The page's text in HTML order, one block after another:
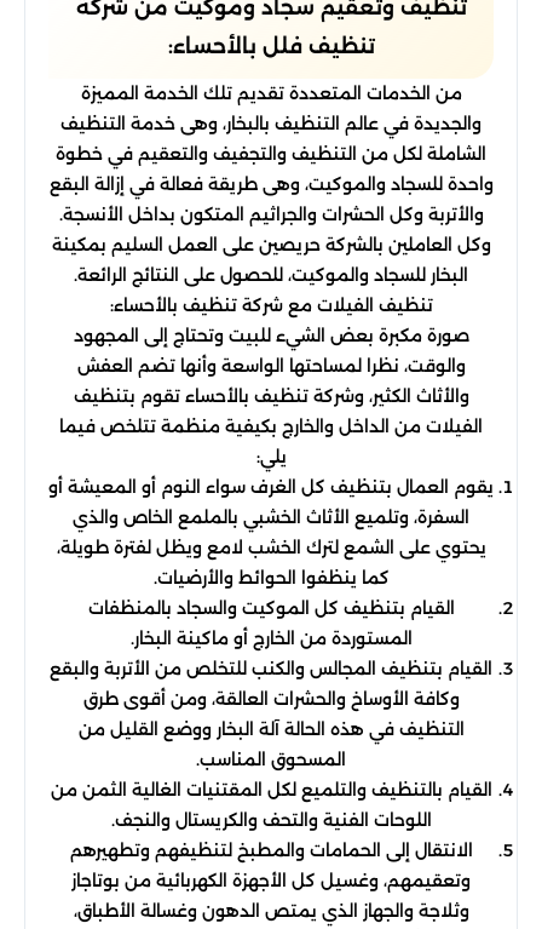
تنظيف وتعقيم سجاد وموكيت من شركة
تنظيف فلل بالأحساء:
من الخدمات المتعددة تقديم تلك الخدمة المميزة
والجديدة في عالم التنظيف بالبخار، وهى خدمة التنظيف
الشاملة لكل من التنظيف والتجفيف والتعقيم في خطوة
واحدة للسجاد والموكيت، وهى طريقة فعالة في إزالة البقع
والأتربة وكل الحشرات والجراثيم المتكون بداخل الأنسجة.
وكل العاملين بالشركة حريصين على العمل السليم بمكينة
البخار للسجاد والموكيت، للحصول على النتائج الرائعة.
تنظيف الفيلات مع شركة تنظيف بالأحساء:
صورة مكبرة بعض الشيء للبيت وتحتاج إلى المجهود
والوقت، نظرا لمساحتها الواسعة وأنها تضم العفش
والأثاث الكثير، وشركة تنظيف بالأحساء تقوم بتنظيف
الفيلات من الداخل والخارج بكيفية منظمة تتلخص فيما
يلي:
يقوم العمال بتنظيف كل الغرف سواء النوم أو المعيشة أو
السفرة، وتلميع الأثاث الخشبي بالملمع الخاص والذي
يحتوي على الشمع لترك الخشب لامع ويظل لفترة طويلة،
كما ينظفوا الحوائط والأرضيات.
القيام بتنظيف كل الموكيت والسجاد بالمنظفات
المستوردة من الخارج أو ماكينة البخار.
القيام بتنظيف المجالس والكنب للتخلص من الأتربة والبقع
وكافة الأوساخ والحشرات العالقة، ومن أقوى طرق
التنظيف في هذه الحالة آلة البخار ووضع القليل من
المسحوق المناسب.
القيام بالتنظيف والتلميع لكل المقتنيات الغالية الثمن من
اللوحات الفنية والتحف والكريستال والنجف.
الانتقال إلى الحمامات والمطبخ لتنظيفهم وتطهيرهم
وتعقيمهم، وغسيل كل الأجهزة الكهربائية من بوتاجاز
وثلاجة والجهاز الذي يمتص الدهون وغسالة الأطباق،